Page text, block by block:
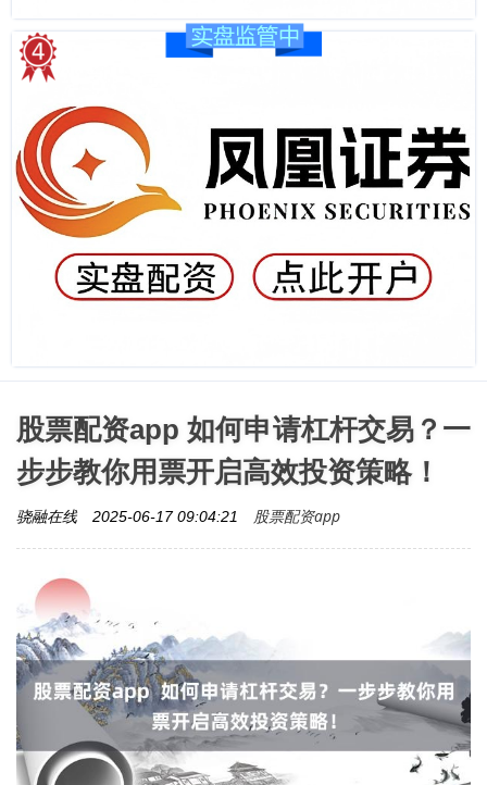
股票配资app 如何申请杠杆交易？一
步步教你用票开启高效投资策略！
骁融在线 2025-06-17 09:04:21 股票配资app